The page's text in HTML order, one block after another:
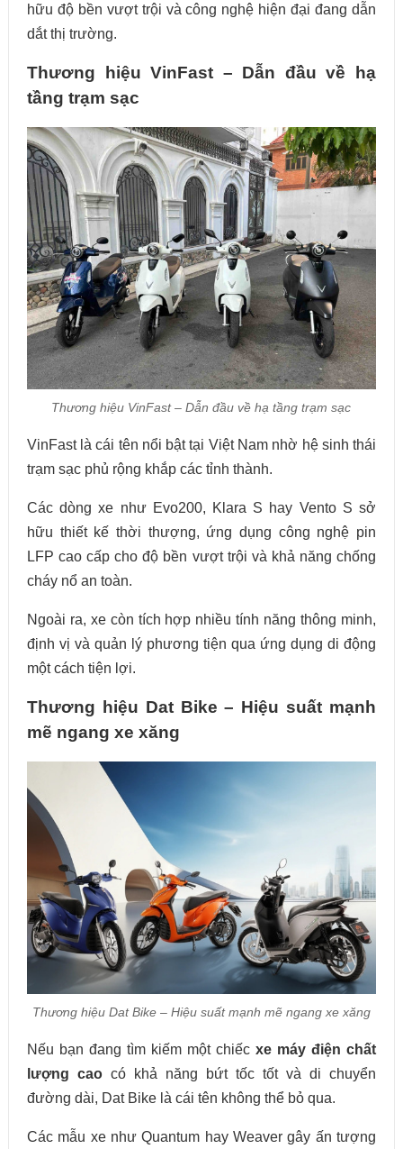
hữu độ bền vượt trội và công nghệ hiện đại đang dẫn
dắt thị trường.
Thương hiệu VinFast – Dẫn đầu về hạ
tầng trạm sạc
Thương hiệu VinFast – Dẫn đầu về hạ tầng trạm sạc
VinFast là cái tên nổi bật tại Việt Nam nhờ hệ sinh thái
trạm sạc phủ rộng khắp các tỉnh thành.
Các dòng xe như Evo200, Klara S hay Vento S sở
hữu thiết kế thời thượng, ứng dụng công nghệ pin
LFP cao cấp cho độ bền vượt trội và khả năng chống
cháy nổ an toàn.
Ngoài ra, xe còn tích hợp nhiều tính năng thông minh,
định vị và quản lý phương tiện qua ứng dụng di động
một cách tiện lợi.
Thương hiệu Dat Bike – Hiệu suất mạnh
mẽ ngang xe xăng
Thương hiệu Dat Bike – Hiệu suất mạnh mẽ ngang xe xăng
Nếu bạn đang tìm kiếm một chiếcxe máy điện chất
lượng caocó khả năng bứt tốc tốt và di chuyển
đường dài, Dat Bike là cái tên không thể bỏ qua.
Các mẫu xe như Quantum hay Weaver gây ấn tượng